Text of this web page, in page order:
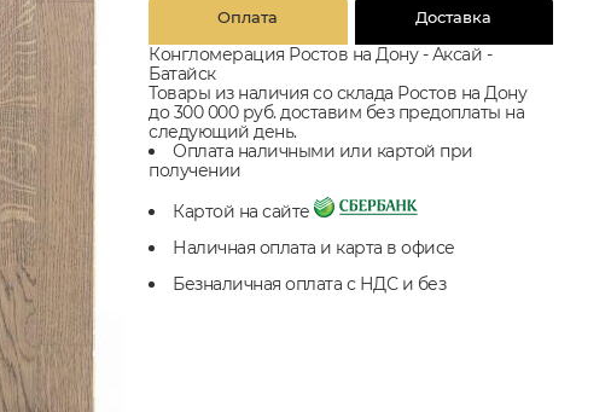
Оплата Доставка
Конгломерация Ростов на Дону - Аксай -
Батайск
Товары из наличия со склада Ростов на Дону
до 300 000 руб. доставим без предоплаты на
следующий день.
Оплата наличными или картой при
получении
Картой на сайте
Наличная оплата и карта в офисе
Безналичная оплата с НДС и без